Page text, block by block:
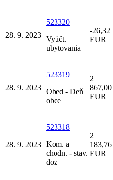
28. 9. 2023
523320
Vyúčt.
ubytovania
-26,32
EUR
28. 9. 2023
523319
Obed - Deň
obce
2
867,00
EUR
28. 9. 2023
523318
Kom. a
chodn. - stav.
doz
2
183,76
EUR